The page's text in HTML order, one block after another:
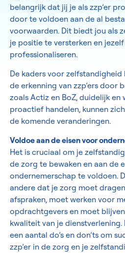
belangrijk dat jij je als zzp’er
door te voldoen aan de al
voorwaarden. Dit biedt jou als
je positie te versterken en
professionaliseren.
De kaders voor zelfstandigheid
de erkenning van zzp’ers door
zoals Actiz en BoZ, duidelijk en
proactief handelen, kunnen
de komende veranderingen.
Voldoe aan de eisen voor
Het is cruciaal om je
de zorg te bewaken en aan de
ondernemerschap te voldoen.
andere dat je zorg moet
afspraken, moet werken voor
opdrachtgevers en moet
kwaliteit van je
een aantal do’s en don’ts om
zzp’er in de zorg en je